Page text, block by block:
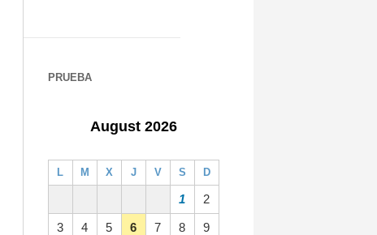
PRUEBA
August 2026
L M X J V S D
1 2
3 4 5 6 7 8 9